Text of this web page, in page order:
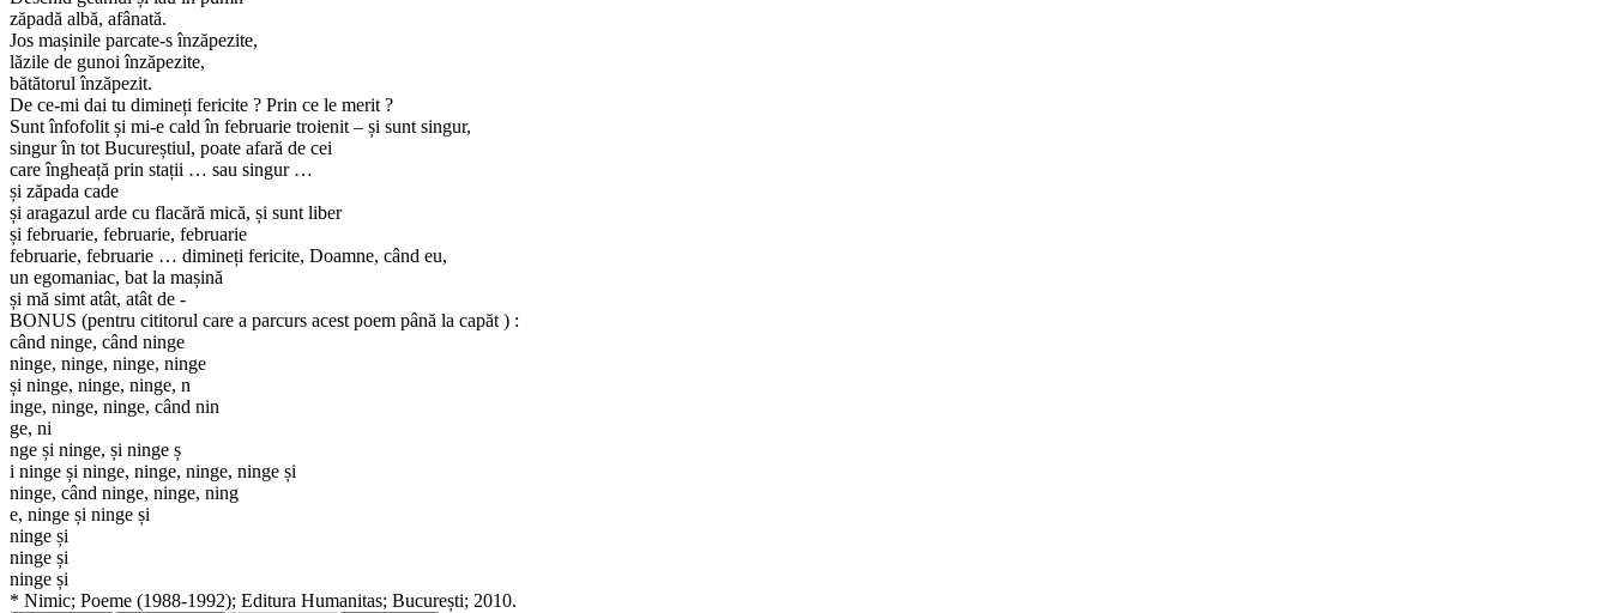
zăpadă albă, afânată.
Jos mașinile parcate-s înzăpezite,
lăzile de gunoi înzăpezite,
bătătorul înzăpezit.
De ce-mi dai tu dimineți fericite ? Prin ce le merit ?
Sunt înfofolit și mi-e cald în februarie troienit – și sunt singur,
singur în tot Bucureștiul, poate afară de cei
care îngheață prin stații … sau singur …
și zăpada cade
și aragazul arde cu flacără mică, și sunt liber
și februarie, februarie, februarie
februarie, februarie … dimineți fericite, Doamne, când eu,
un egomaniac, bat la mașină
și mă simt atât, atât de -
BONUS (pentru cititorul care a parcurs acest poem până la capăt ) :
când ninge, când ninge
ninge, ninge, ninge, ninge
și ninge, ninge, ninge, n
inge, ninge, ninge, când nin
ge, ni
nge și ninge, și ninge ș
i ninge și ninge, ninge, ninge, ninge și
ninge, când ninge, ninge, ning
e, ninge și ninge și
ninge și
ninge și
ninge și
* Nimic; Poeme (1988-1992); Editura Humanitas; București; 2010.